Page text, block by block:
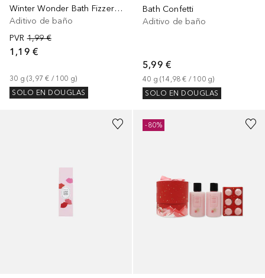
Winter Wonder Bath Fizzer Green
Aditivo de baño
PVR 1,99 €
1,19 €
30 g (3,97 € / 100 g)
SOLO EN DOUGLAS
Bath Confetti
Aditivo de baño
5,99 €
40 g (14,98 € / 100 g)
SOLO EN DOUGLAS
-80%